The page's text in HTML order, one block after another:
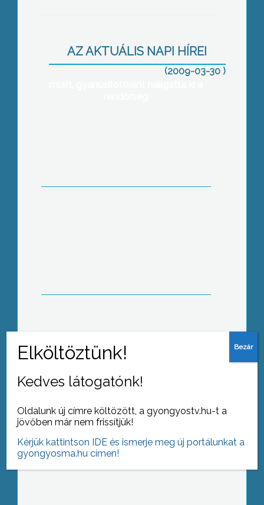
AZ AKTUÁLIS NAPI HÍREI
(2009-03-30 )
miszerint Lőrinciben az egyik politikust,
a lap információi szerint Víg Zoltán
polgármestert, hivatali visszaélés
Az országban több, mint 50 város,
köztük Gyöngyös is csatlakozott a
Föld órája kezdeményezéshez.
Kedves látogatónk!
Oldalunk új címre költözött, a gyongyostv.hu-t a
jövőben már nem frissítjük!
Kérjük kattintson IDE és ismerje meg új portálunkat a
gyongyosma.hu címen!